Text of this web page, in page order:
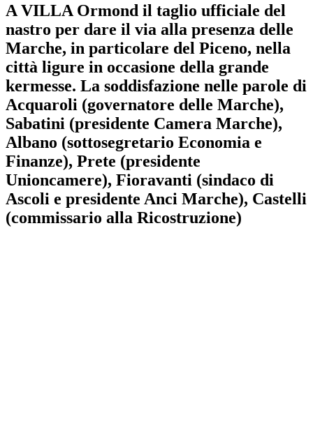
A VILLA Ormond il taglio ufficiale del
nastro per dare il via alla presenza delle
Marche, in particolare del Piceno, nella
città ligure in occasione della grande
kermesse. La soddisfazione nelle parole di
Acquaroli (governatore delle Marche),
Sabatini (presidente Camera Marche),
Albano (sottosegretario Economia e
Finanze), Prete (presidente
Unioncamere), Fioravanti (sindaco di
Ascoli e presidente Anci Marche), Castelli
(commissario alla Ricostruzione)